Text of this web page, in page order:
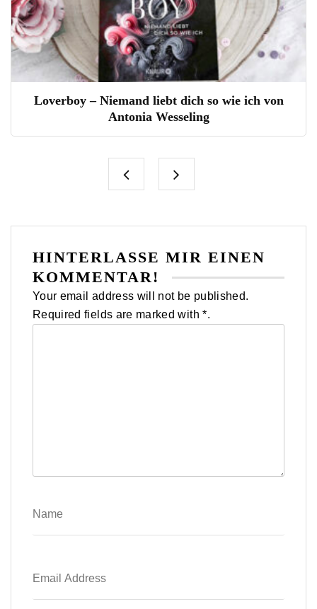
ich von Caught up von Liz
HINTERLASSE MIR EINEN
KOMMENTAR!
Your email address will not be published.
Required fields are marked with *.